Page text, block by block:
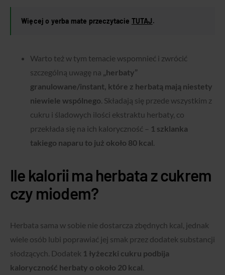
Więcej o yerba mate przeczytacie TUTAJ.
Warto też w tym temacie wspomnieć i zwrócić
szczególną uwagę na „herbaty”
granulowane/instant, które z herbatą mają niestety
niewiele wspólnego . Składają się przede wszystkim z
cukru i śladowych ilości ekstraktu herbaty, co
przekłada się na ich kaloryczność – 1 szklanka
takiego naparu to już około 80 kcal
Ile kalorii ma herbata z cukrem
czy miodem?
Herbata sama w sobie nie dostarcza zbędnych kcal, jednak
wiele osób lubi poprawiać jej smak przez dodatek substancji
słodzących. Dodatek 1 łyżeczki cukru podbija
kaloryczność herbaty o około 20 kcal